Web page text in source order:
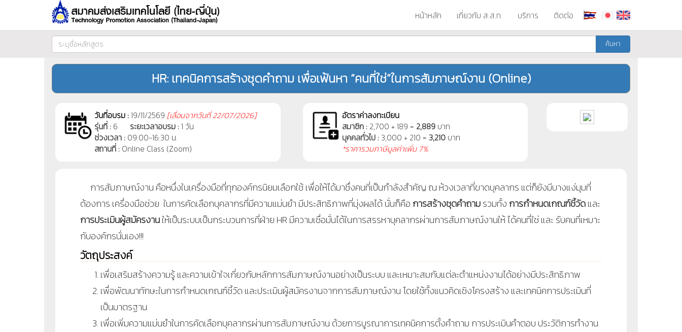
หน้าหลัก เกี่ยวกับ ส.ส.ท. บริการ ติดต่อ
ค้นหา
HR: เทคนิคการสร้างชุดคำถาม เพื่อเฟ้นหา “คนที่ใช่”ในการสัมภาษณ์งาน (Online)
วันที่อบรม :19/11/2569 [เลื่อนจากวันที่22/07/2026]
รุ่นที่ : 6 ระยะเวลาอบรม :1 วัน
ช่วงเวลา : 09:00-16:30 น.
สถานที่ : Online Class (Zoom)
อัตราค่าลงทะเบียน
สมาชิก :2,700 + 189 = 2,889บาท
บุคคลทั่วไป :3,000 + 210 = 3,210บาท
*ราคารวมภาษีมูลค่าเพิ่ม 7%
การสัมภาษณ์งาน คือหนึ่งในเครื่องมือที่ทุกองค์กรนิยมเลือกใช้ เพื่อให้ได้มาซึ่งคนที่เป็นกำลังสำคัญ ณ ห้วงเวลาที่ขาดบุคลากร แต่ก็ยังมีบางแง่มุมที่
ต้องการ เครื่องมือช่วย ในการคัดเลือกบุคลากรที่มีความแม่นยำ มีประสิทธิภาพที่มุ่งผลได้ นั่นก็คือ การสร้างชุดคำถามรวมทั้ง การกำหนดเกณฑ์ชี้วัดและ
การประเมินผู้สมัครงานให้เป็นระบบเป็นกระบวนการที่ฝ่าย HR มีความเชื่อมั่นได้ในการสรรหาบุคลากรผ่านการสัมภาษณ์งานให้ได้คนที่ใช่ และ รับคนที่เหมาะ
กับองค์กรนั่นเอง!!!
วัตถุประสงค์
เพื่อเสริมสร้างความรู้ และความเข้าใจเกี่ยวกับหลักการสัมภาษณ์งานอย่างเป็นระบบ และเหมาะสมกับแต่ละตำแหน่งงานได้อย่างมีประสิทธิภาพ
เพื่อพัฒนาทักษะในการกำหนดเกณฑ์ชี้วัด และประเมินผู้สมัครงานจากการสัมภาษณ์งาน โดยใช้ทั้งแนวคิดเชิงโครงสร้าง และเทคนิคการประเมินที่
เป็นมาตรฐาน
เพื่อเพิ่มความแม่นยำในการคัดเลือกบุคลากรผ่านการสัมภาษณ์งาน ด้วยการบูรณาการเทคนิคการตั้งคำถาม การประเมินคำตอบ ประวัติการทำงาน